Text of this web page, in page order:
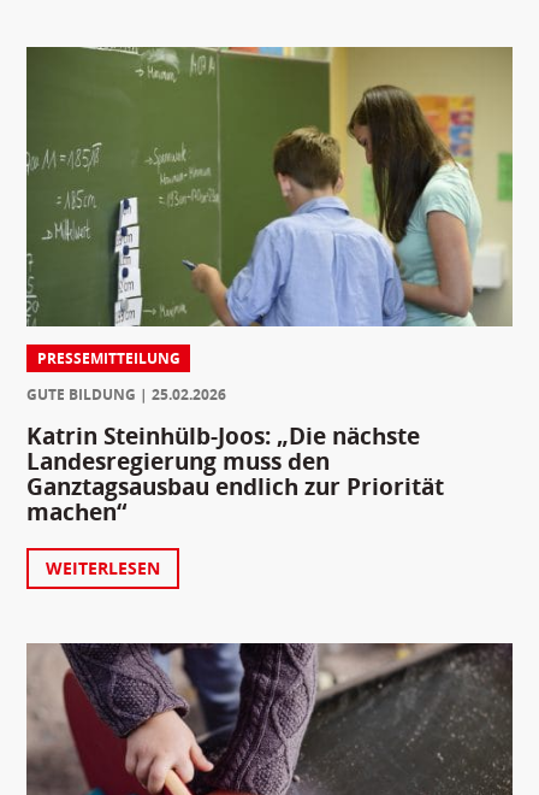
PRESSEMITTEILUNG
GUTE BILDUNG
25.02.2026
Katrin Steinhülb-Joos: „Die nächste
Landesregierung muss den
Ganztagsausbau endlich zur Priorität
machen“
WEITERLESEN